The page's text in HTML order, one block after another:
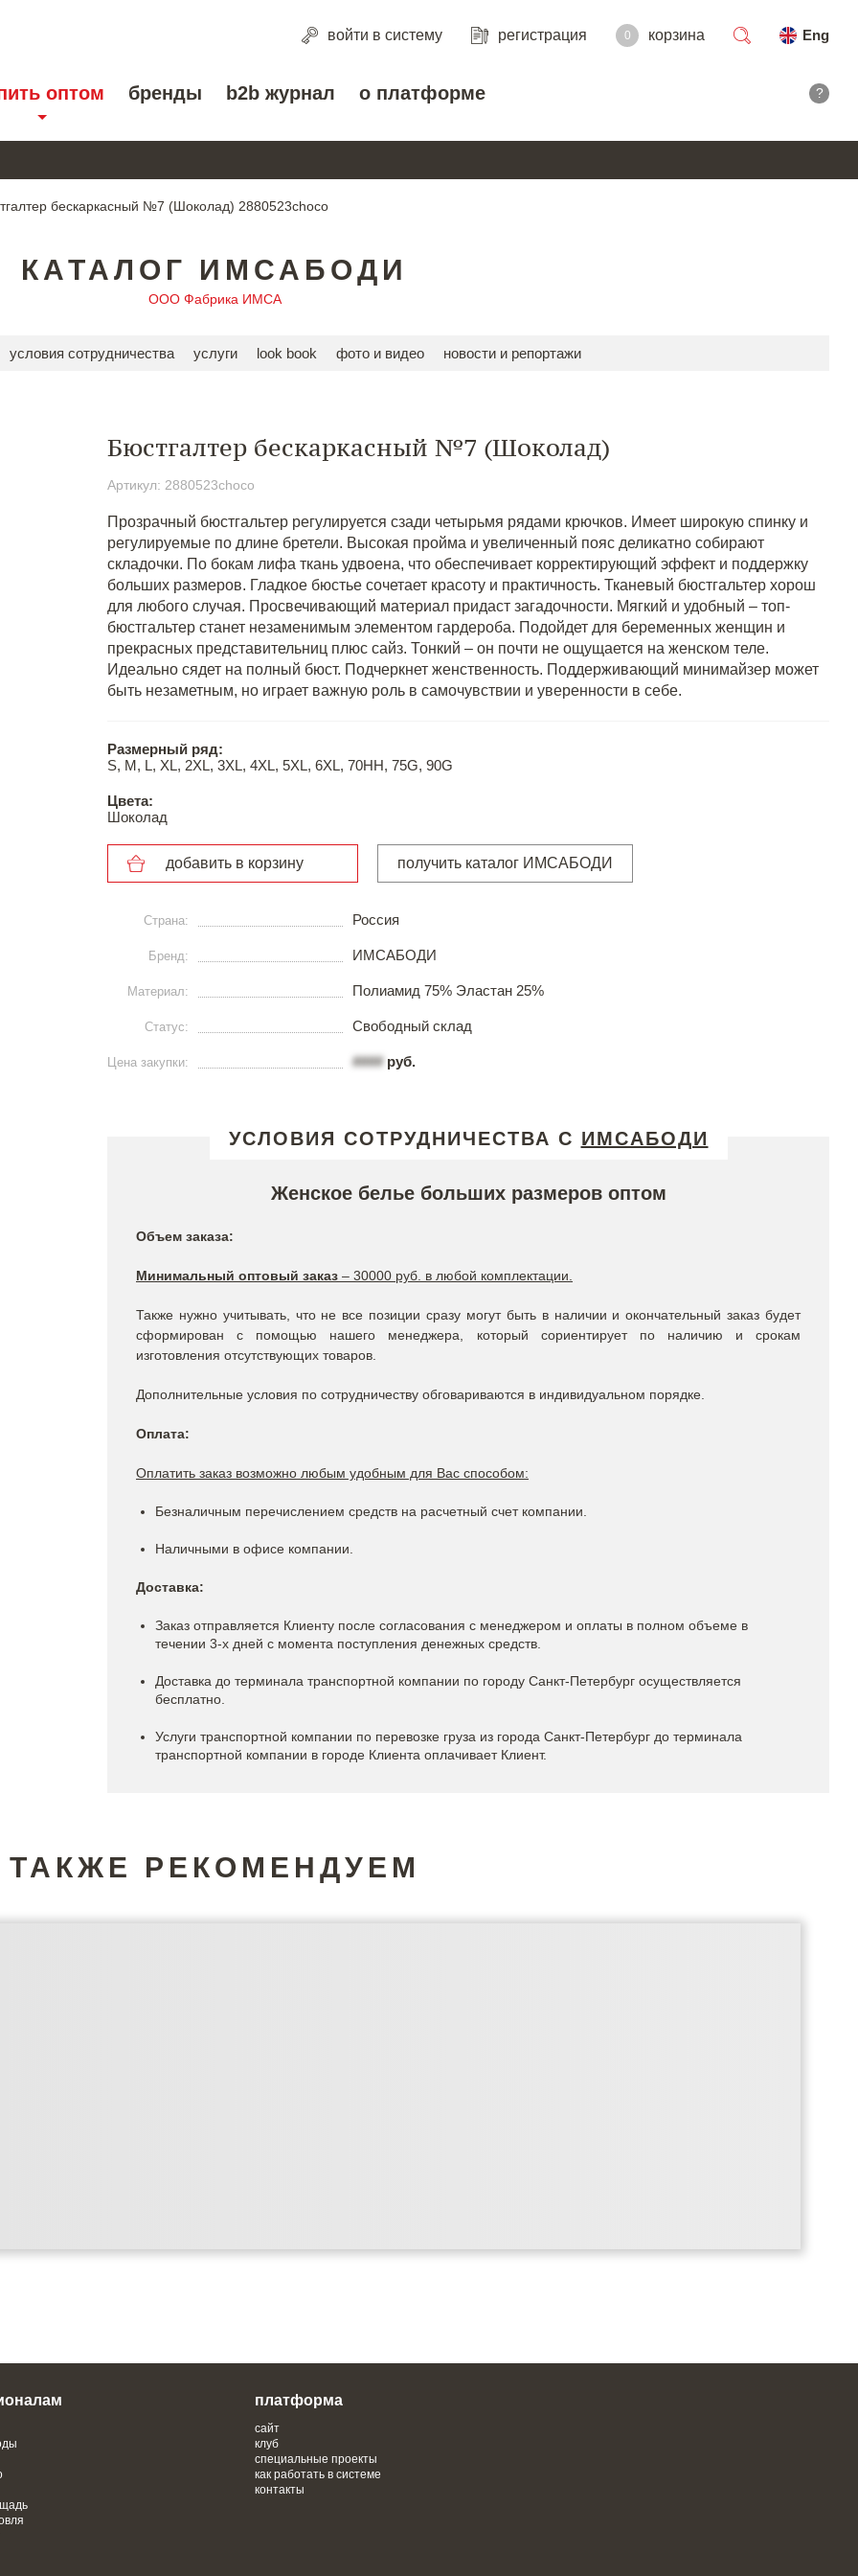
войти в систему регистрация 0 корзина
Eng
оптом бренды b2b журнал о платформе ?
бескаркасный №7 (Шоколад) 2880523choco
КАТАЛОГ ИМСАБОДИ
ООО Фабрика ИМСА
условия сотрудничества услуги look book фото и видео новости и репортажи
Бюстгалтер бескаркасный №7 (Шоколад)
Артикул: 2880523choco
Прозрачный бюстгальтер регулируется сзади четырьмя рядами крючков. Имеет широкую спинку и
регулируемые по длине бретели. Высокая пройма и увеличенный пояс деликатно собирают
складочки. По бокам лифа ткань удвоена, что обеспечивает корректирующий эффект и поддержку
больших размеров. Гладкое бюстье сочетает красоту и практичность. Тканевый бюстгальтер хорош
для любого случая. Просвечивающий материал придаст загадочности. Мягкий и удобный – топ-
бюстгальтер станет незаменимым элементом гардероба. Подойдет для беременных женщин и
прекрасных представительниц плюс сайз. Тонкий – он почти не ощущается на женском теле.
Идеально сядет на полный бюст. Подчеркнет женственность. Поддерживающий минимайзер может
быть незаметным, но играет важную роль в самочувствии и уверенности в себе.
Размерный ряд:
S, M, L, XL, 2XL, 3XL, 4XL, 5XL, 6XL, 70HH, 75G, 90G
Цвета:
Шоколад
добавить в корзину получить каталог ИМСАБОДИ
Страна: Россия
Бренд: ИМСАБОДИ
Материал: Полиамид 75% Эластан 25%
Статус: Свободный склад
Цена закупки: ####руб.
УСЛОВИЯ СОТРУДНИЧЕСТВА С ИМСАБОДИ
Женское белье больших размеров оптом
Объем заказа:
Минимальный оптовый заказ – 30000 руб. в любой комплектации.
Также нужно учитывать, что не все позиции сразу могут быть в наличии и окончательный заказ будет
сформирован с помощью нашего менеджера, который сориентирует по наличию и срокам
изготовления отсутствующих товаров.
Дополнительные условия по сотрудничеству обговариваются в индивидуальном порядке.
Оплата:
Оплатить заказ возможно любым удобным для Вас способом:
Безналичным перечислением средств на расчетный счет компании.
Наличными в офисе компании.
Доставка:
Заказ отправляется Клиенту после согласования с менеджером и оплаты в полном объеме в
течении 3-х дней с момента поступления денежных средств.
Доставка до терминала транспортной компании по городу Санкт-Петербург осуществляется
бесплатно.
Услуги транспортной компании по перевозке груза из города Санкт-Петербург до терминала
транспортной компании в городе Клиента оплачивает Клиент.
ТАКЖЕ РЕКОМЕНДУЕМ
платформа
сайт
клуб
специальные проекты
как работать в системе
контакты